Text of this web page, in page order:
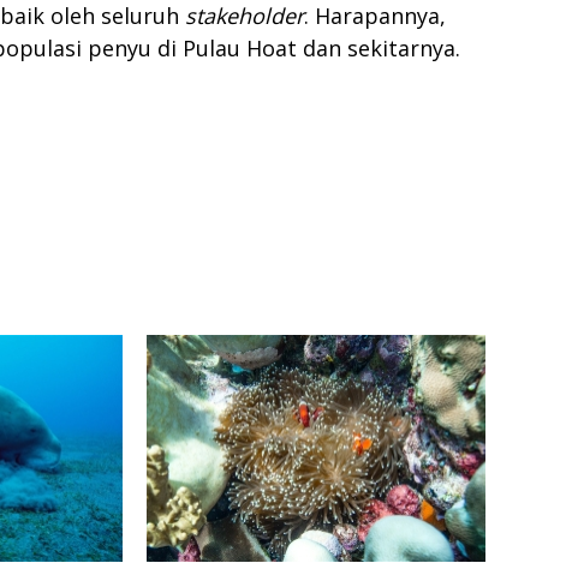
oleh seluruh stakeholder. Harapannya,
penyu di Pulau Hoat dan sekitarnya.